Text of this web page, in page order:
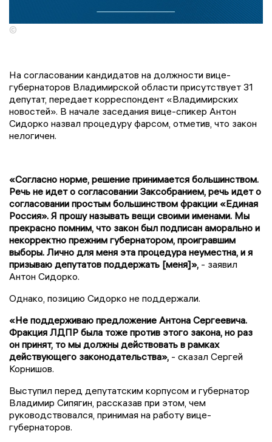
©
На согласовании кандидатов на должности вице-
губернаторов Владимирской области присутствует 31
депутат, передает корреспондент «Владимирских
новостей». В начале заседания вице-спикер Антон
Сидорко назвал процедуру фарсом, отметив, что закон
нелогичен.
«Согласно норме, решение принимается большинством.
Речь не идет о согласовании Заксобранием, речь идет о
согласовании простым большинством фракции «Единая
Россия». Я прошу называть вещи своими именами. Мы
прекрасно помним, что закон был подписан аморально и
некорректно прежним губернатором, проигравшим
выборы. Лично для меня эта процедура неуместна, и я
призываю депутатов поддержать [меня]», - заявил
Антон Сидорко.
Однако, позицию Сидорко не поддержали.
«Не поддерживаю предложение Антона Сергеевича.
Фракция ЛДПР была тоже против этого закона, но раз
он принят, то мы должны действовать в рамках
действующего законодательства», - сказал Сергей
Корнишов.
Выступил перед депутатским корпусом и губернатор
Владимир Сипягин, рассказав при этом, чем
руководствовался, принимая на работу вице-
губернаторов.